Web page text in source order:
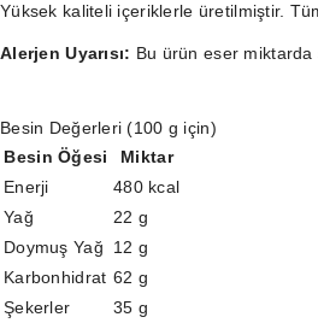
Yüksek kaliteli içeriklerle üretilmiştir.
Alerjen Uyarısı: Bu ürün eser miktarda
Besin Değerleri (100 g için)
Besin Öğesi
Miktar
Enerji
480 kcal
Yağ
22 g
Doymuş Yağ
12 g
Karbonhidrat 62 g
Şekerler
35 g